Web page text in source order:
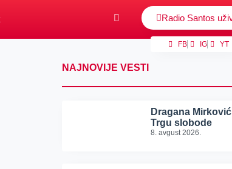
Radio Santos
FB IG YT
NAJNOVIJE VESTI
Dragana
Trgu slobode
8. avgust 2026.